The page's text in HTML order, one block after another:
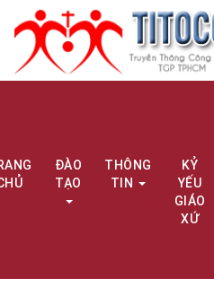
ĐÀO
TẠO
THÔNG
TIN
KỶ
YẾU
GIÁO
XỨ